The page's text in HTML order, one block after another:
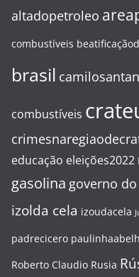
altadopetroleo
combustíveis
brasil
combustíveis
educação eleições2022
gasolina governo
izolda cela izoudacela
padrecicero
Roberto Claudio Rusia